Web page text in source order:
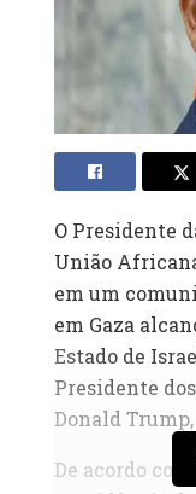
O Presidente
União
em um
em Gaza
Estado de
Presidente
Donald
De acordo